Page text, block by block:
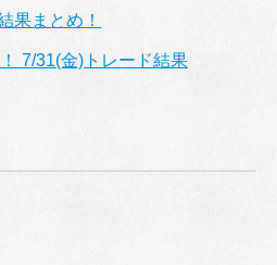
果まとめ！
7/31(金)トレード結果